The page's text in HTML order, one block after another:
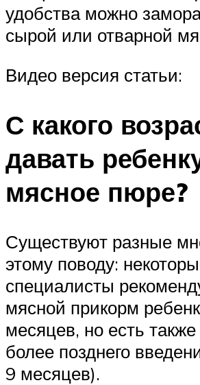
удобства можно
сырой или отварной
Видео версия статьи:
С какого
давать
мясное пюре?
Существуют разные
этому поводу:
специалисты
мясной прикорм
месяцев, но есть
более позднего
9 месяцев).